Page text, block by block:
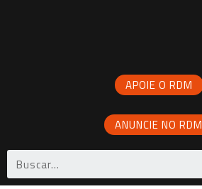
APOIE O RDM
ANUNCIE NO RDM